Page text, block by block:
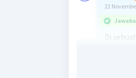
22
Di
tak